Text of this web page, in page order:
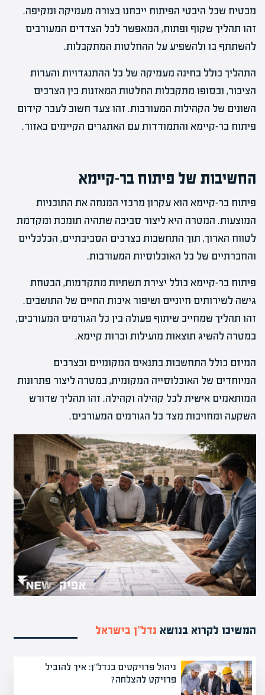
מבטיח שכל היבטי הפיתוח ייבחנו בצורה מעמיקה ומקיפה.
זהו תהליך שקוף ופתוח, המאפשר לכל הצדדים המעורבים
להשתתף בו ולהשפיע על ההחלטות המתקבלות.
התהליך כולל בחינה מעמיקה של כל ההתנגדויות והערות
הציבור, ובסופו מתקבלות החלטות המאזנות בין הצרכים
השונים של הקהילות המעורבות. זהו צעד חשוב לעבר קידום
פיתוח בר-קיימא והתמודדות עם האתגרים הקיימים באזור.
החשיבות של פיתוח בר-קיימא
פיתוח בר-קיימא הוא עקרון מרכזי המנחה את התוכניות
המוצעות. המטרה היא ליצור סביבה שתהיה תומכת ומקדמת
לטווח הארוך, תוך התחשבות בצרכים הסביבתיים, הכלכליים
והחברתיים של כל האוכלוסיות המעורבות.
פיתוח בר-קיימא כולל יצירת תשתיות מתקדמות, הבטחת
גישה לשירותים חיוניים ושיפור איכות החיים של התושבים.
זהו תהליך שמחייב שיתוף פעולה בין כל הגורמים המעורבים,
במטרה להשיג תוצאות מועילות וברות קיימא.
המיזם כולל התחשבות בתנאים המקומיים ובצרכים
המיוחדים של האוכלוסייה המקומית, במטרה ליצור פתרונות
המותאמים אישית לכל קהילה וקהילה. זהו תהליך שדורש
השקעה ומחויבות מצד כל הגורמים המעורבים.
המשיכו לקרוא בנושא נדל”ן בישראל
ניהול פרויקטים בנדל"ן: איך להוביל
פרויקט להצלחה?